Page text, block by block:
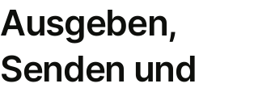
Ausgeben,
Senden und